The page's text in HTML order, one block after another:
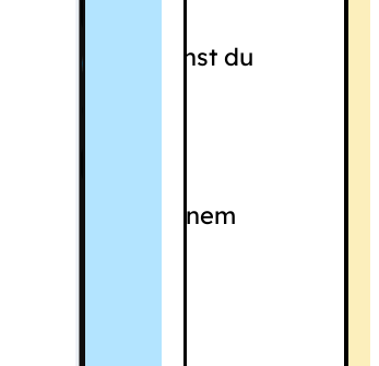
musst, kannst du
Inhalte mit einem